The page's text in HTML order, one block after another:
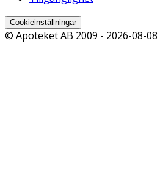
Cookieinställningar
© Apoteket AB 2009 - 2026-08-08